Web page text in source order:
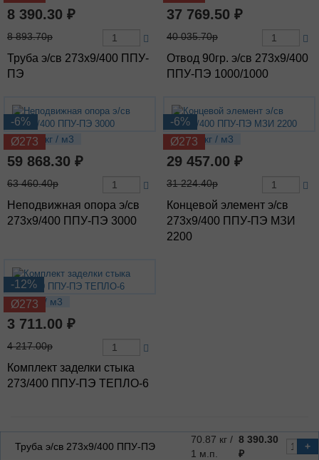
8 390.30 ₽
8 893.70р
Труба э/св 273х9/400 ППУ-
ПЭ
37 769.50 ₽
40 035.70р
Отвод 90гр. э/св 273х9/400
ППУ-ПЭ 1000/1000
-6%
Ø273
250.27 кг / м3
59 868.30 ₽
63 460.40р
Неподвижная опора э/св
273х9/400 ППУ-ПЭ 3000
-6%
Ø273
150.82 кг / м3
29 457.00 ₽
31 224.40р
Концевой элемент э/св
273х9/400 ППУ-ПЭ МЗИ
2200
-12%
Ø273
8.52 кг / м3
3 711.00 ₽
4 217.00р
Комплект заделки стыка
273/400 ППУ-ПЭ ТЕПЛО-6
Труба э/св 273х9/400 ППУ-ПЭ
70.87 кг /
1 м.п.
8 390.30
₽
+